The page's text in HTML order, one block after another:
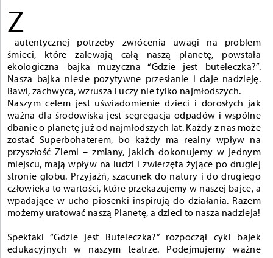
Z
autentycznej potrzeby zwrócenia uwagi na problem
śmieci, które zalewają całą naszą planetę, powstała
ekologiczna bajka muzyczna “Gdzie jest buteleczka?”.
Nasza bajka niesie pozytywne przesłanie i daje nadzieję.
Bawi, zachwyca, wzrusza i uczy nie tylko najmłodszych.
Naszym celem jest uświadomienie dzieci i dorosłych jak
ważna dla środowiska jest segregacja odpadów i wspólne
dbanie o planetę już od najmłodszych lat. Każdy z nas może
zostać Superbohaterem, bo każdy ma realny wpływ na
przyszłość Ziemi – zmiany, jakich dokonujemy w jednym
miejscu, mają wpływ na ludzi i zwierzęta żyjące po drugiej
stronie globu. Przyjaźń, szacunek do natury i do drugiego
człowieka to wartości, które przekazujemy w naszej bajce, a
wpadające w ucho piosenki inspirują do działania. Razem
możemy uratować naszą Planetę, a dzieci to nasza nadzieja!
Spektakl “Gdzie jest Buteleczka?” rozpoczął cykl bajek
edukacyjnych w naszym teatrze. Podejmujemy ważne